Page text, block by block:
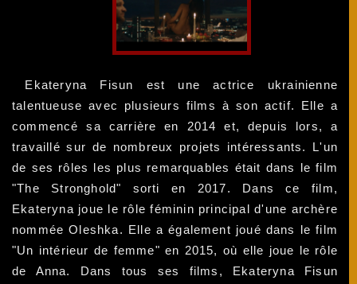
Ekateryna Fisun est une actrice ukrainienne
talentueuse avec plusieurs films à son actif. Elle a
commencé sa carrière en 2014 et, depuis lors, a
travaillé sur de nombreux projets intéressants. L'un
de ses rôles les plus remarquables était dans le film
"The Stronghold" sorti en 2017. Dans ce film,
Ekateryna joue le rôle féminin principal d'une archère
nommée Oleshka. Elle a également joué dans le film
"Un intérieur de femme" en 2015, où elle joue le rôle
de Anna. Dans tous ses films, Ekateryna Fisun